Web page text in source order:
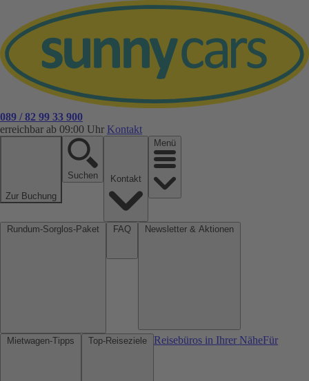
089 / 82 99 33 900
erreichbar ab 09:00 Uhr Kontakt
Zur Buchung
Suchen
Menü
Reisebüros in Ihrer NäheFür